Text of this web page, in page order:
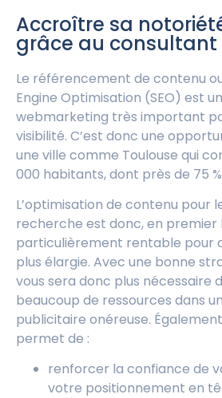
Accroître sa
grâce au consultant
Le référencement de contenu
Engine Optimisation (SEO) est
webmarketing très important
visibilité. C’est donc une
une ville comme Toulouse qui
000 habitants, dont près de 75
L’optimisation de contenu pour
recherche est donc, en premier
particulièrement rentable pour
plus élargie. Avec une bonne
vous sera donc plus nécessaire
beaucoup de ressources dans
publicitaire onéreuse.
permet de :
renforcer la confiance de
votre positionnement en